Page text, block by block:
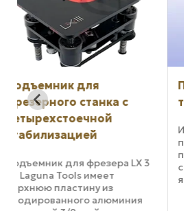
Портальные рутеры для
трехсменной работы
Имея достаточный
потенциал для трехсменного
серии PRSalpha от ShopBot
являются портальными
фрезерными станками с
числовым программным